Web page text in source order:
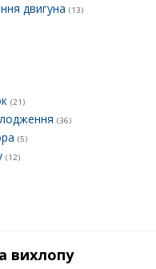
двигуна (13)
(21)
(36)
(5)
(12)
вихлопу